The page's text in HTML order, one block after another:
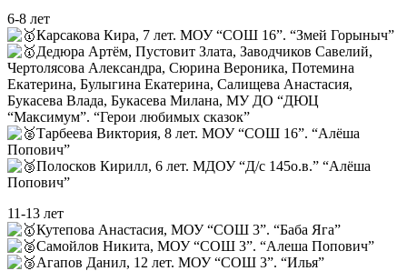
6-8 лет
Карсакова Кира, 7 лет. МОУ “СОШ 16”. “Змей Горыныч”
Дедюра Артём, Пустовит Злата, Заводчиков Савелий,
Чертолясова Александра, Сюрина Вероника, Потемина
Екатерина, Булыгина Екатерина, Салищева Анастасия,
Букасева Влада, Букасева Милана, МУ ДО “ДЮЦ
“Максимум”. “Герои любимых сказок”
Тарбеева Виктория, 8 лет. МОУ “СОШ 16”. “Алёша
Попович”
Полосков Кирилл, 6 лет. МДОУ “Д/с 145о.в.” “Алёша
Попович”
11-13 лет
Кутепова Анастасия, МОУ “СОШ 3”. “Баба Яга”
Самойлов Никита, МОУ “СОШ 3”. “Алеша Попович”
Агапов Данил, 12 лет. МОУ “СОШ 3”. “Илья”